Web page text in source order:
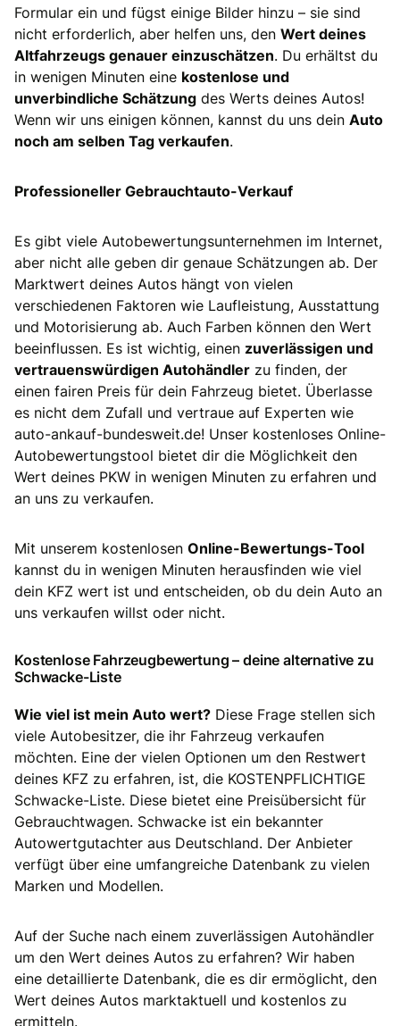
Formular ein und fügst einige Bilder hinzu – sie sind
nicht erforderlich, aber helfen uns, den Wert deines
Altfahrzeugs genauer einzuschätzen. Du erhältst du
in wenigen Minuten eine kostenlose und
unverbindliche Schätzung des Werts deines Autos!
Wenn wir uns einigen können, kannst du uns dein Auto
noch am selben Tag verkaufen.
Professioneller Gebrauchtauto-Verkauf
Es gibt viele Autobewertungsunternehmen im Internet,
aber nicht alle geben dir genaue Schätzungen ab. Der
Marktwert deines Autos hängt von vielen
verschiedenen Faktoren wie Laufleistung, Ausstattung
und Motorisierung ab. Auch Farben können den Wert
beeinflussen. Es ist wichtig, einen zuverlässigen und
vertrauenswürdigen Autohändler zu finden, der
einen fairen Preis für dein Fahrzeug bietet. Überlasse
es nicht dem Zufall und vertraue auf Experten wie
auto-ankauf-bundesweit.de! Unser kostenloses Online-
Autobewertungstool bietet dir die Möglichkeit den
Wert deines PKW in wenigen Minuten zu erfahren und
an uns zu verkaufen.
Mit unserem kostenlosen Online-Bewertungs-Tool
kannst du in wenigen Minuten herausfinden wie viel
dein KFZ wert ist und entscheiden, ob du dein Auto an
uns verkaufen willst oder nicht.
Kostenlose Fahrzeugbewertung – deine alternative zu
Schwacke-Liste
Wie viel ist mein Auto wert? Diese Frage stellen sich
viele Autobesitzer, die ihr Fahrzeug verkaufen
möchten. Eine der vielen Optionen um den Restwert
deines KFZ zu erfahren, ist, die KOSTENPFLICHTIGE
Schwacke-Liste. Diese bietet eine Preisübersicht für
Gebrauchtwagen. Schwacke ist ein bekannter
Autowertgutachter aus Deutschland. Der Anbieter
verfügt über eine umfangreiche Datenbank zu vielen
Marken und Modellen.
Auf der Suche nach einem zuverlässigen Autohändler
um den Wert deines Autos zu erfahren? Wir haben
eine detaillierte Datenbank, die es dir ermöglicht, den
Wert deines Autos marktaktuell und kostenlos zu
ermitteln.